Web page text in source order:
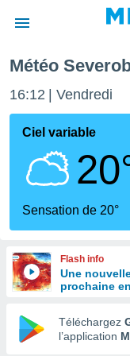
de
en
Météo
16:12 Vendredi
Ciel variable
Sensation de 20°
Flash info
Une
prochaine
Téléchargez
l’application